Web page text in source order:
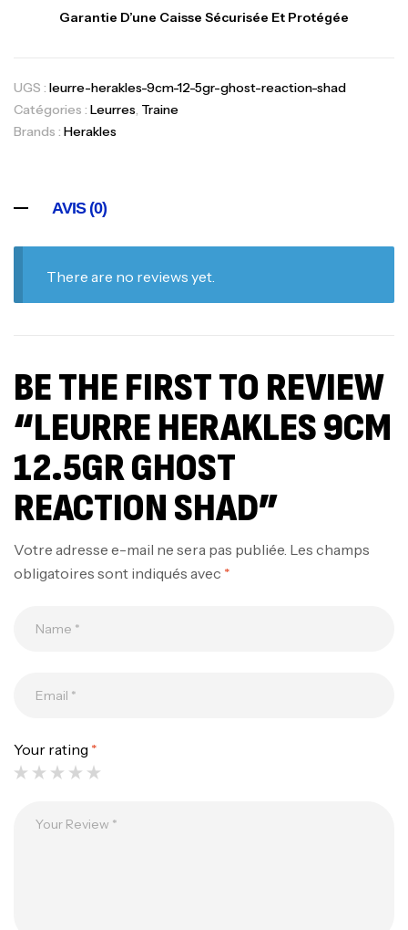
Garantie D’une Caisse Sécurisée Et Protégée
UGS : leurre-herakles-9cm-12-5gr-ghost-reaction-shad
Catégories : Leurres, Traine
Brands : Herakles
AVIS (0)
There are no reviews yet.
BE THE FIRST TO REVIEW
“LEURRE HERAKLES 9CM
12.5GR GHOST
REACTION SHAD”
Votre adresse e-mail ne sera pas publiée. Les champs
obligatoires sont indiqués avec *
Your rating *
1.83m 120/250gr 30kg